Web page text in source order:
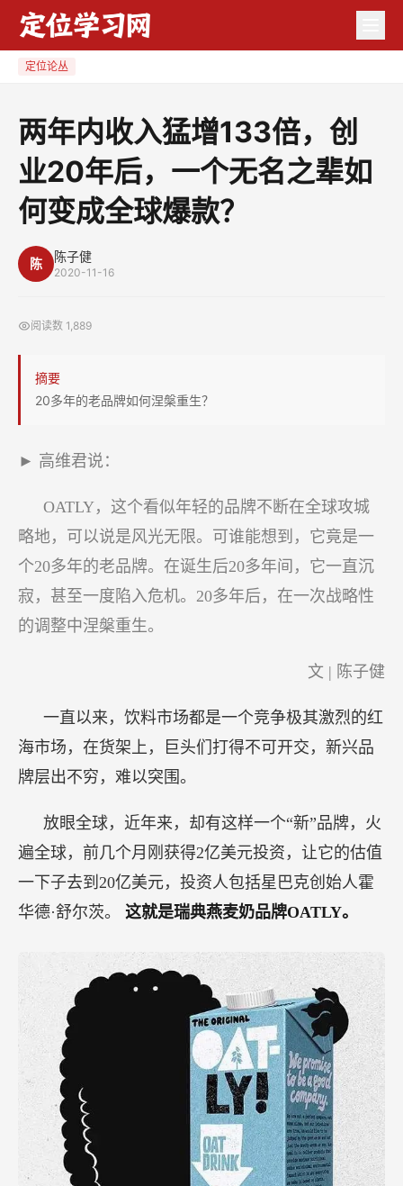
133
倍，
定位论丛
两年内收入猛增133倍，创
业20年后，一个无名之辈如
何变成全球爆款？
陈 陈子健
2020-11-16
阅读数 1,889
摘要
20多年的老品牌如何涅槃重生？
► 高维君说：
OATLY，这个看似年轻的品牌不断在全球攻城
略地，可以说是风光无限。可谁能想到，它竟是一
个20多年的老品牌。在诞生后20多年间，它一直沉
寂，甚至一度陷入危机。20多年后，在一次战略性
的调整中涅槃重生。
文 | 陈子健
一直以来，饮料市场都是一个竞争极其激烈的红
海市场，在货架上，巨头们打得不可开交，新兴品
牌层出不穷，难以突围。
放眼全球，近年来，却有这样一个“新”品牌，火
遍全球，前几个月刚获得2亿美元投资，让它的估值
一下子去到20亿美元，投资人包括星巴克创始人霍
华德·舒尔茨。 这就是瑞典燕麦奶品牌OATLY。